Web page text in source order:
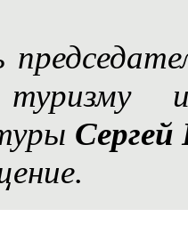
и